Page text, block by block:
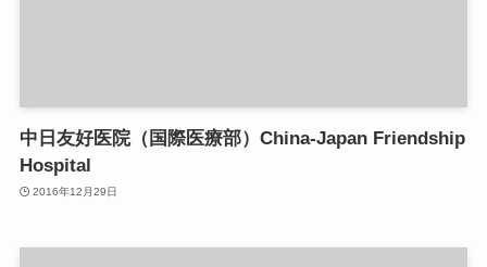
中日友好医院（国際医療部）China-Japan Friendship
Hospital
2016年12月29日